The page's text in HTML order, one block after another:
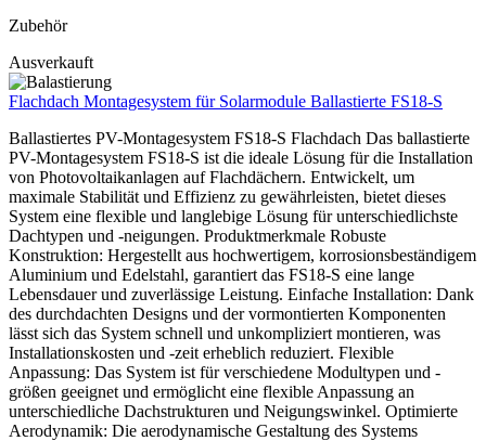
Zubehör
Ausverkauft
Flachdach Montagesystem für Solarmodule Ballastierte FS18-S
Ballastiertes PV-Montagesystem FS18-S Flachdach Das ballastierte
PV-Montagesystem FS18-S ist die ideale Lösung für die Installation
von Photovoltaikanlagen auf Flachdächern. Entwickelt, um
maximale Stabilität und Effizienz zu gewährleisten, bietet dieses
System eine flexible und langlebige Lösung für unterschiedlichste
Dachtypen und -neigungen. Produktmerkmale Robuste
Konstruktion: Hergestellt aus hochwertigem, korrosionsbeständigem
Aluminium und Edelstahl, garantiert das FS18-S eine lange
Lebensdauer und zuverlässige Leistung. Einfache Installation: Dank
des durchdachten Designs und der vormontierten Komponenten
lässt sich das System schnell und unkompliziert montieren, was
Installationskosten und -zeit erheblich reduziert. Flexible
Anpassung: Das System ist für verschiedene Modultypen und -
größen geeignet und ermöglicht eine flexible Anpassung an
unterschiedliche Dachstrukturen und Neigungswinkel. Optimierte
Aerodynamik: Die aerodynamische Gestaltung des Systems